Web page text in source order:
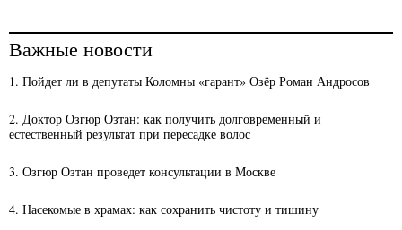
Важные новости
1. Пойдет ли в депутаты Коломны «гарант» Озёр Роман Андросов
2. Доктор Озгюр Озтан: как получить долговременный и
естественный результат при пересадке волос
3. Озгюр Озтан проведет консультации в Москве
4. Насекомые в храмах: как сохранить чистоту и тишину